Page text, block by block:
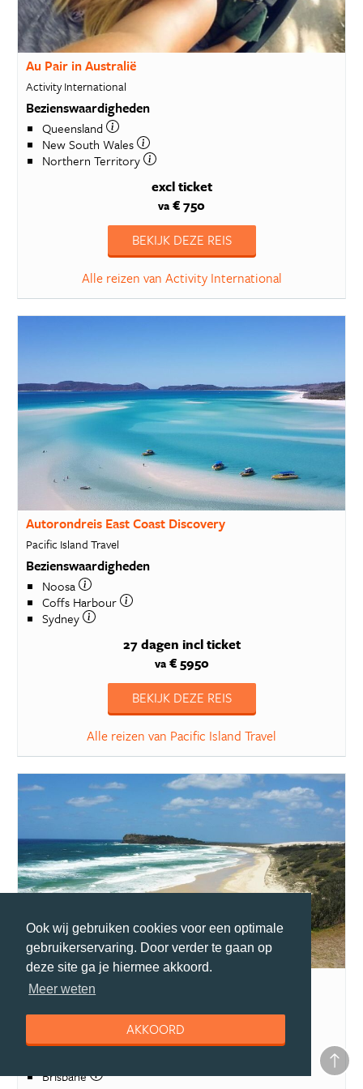
Ook wij gebruiken cookies voor een optimale
gebruikerservaring. Door verder te gaan op
deze site ga je hiermee akkoord.
Meer weten
AKKOORD
Au Pair in Australië
Activity International
Bezienswaardigheden
Queensland
New South Wales
Northern Territory
excl ticket
va € 750
BEKIJK DEZE REIS
Alle reizen van Activity International
Autorondreis East Coast Discovery
Pacific Island Travel
Bezienswaardigheden
Noosa
Coffs Harbour
Sydney
27 dagen incl ticket
va€ 5950
BEKIJK DEZE REIS
Alle reizen van Pacific Island Travel
Eastcoast experience van Cairns naar Sydney
Bezienswaardigheden
New South Wales
Brisbane